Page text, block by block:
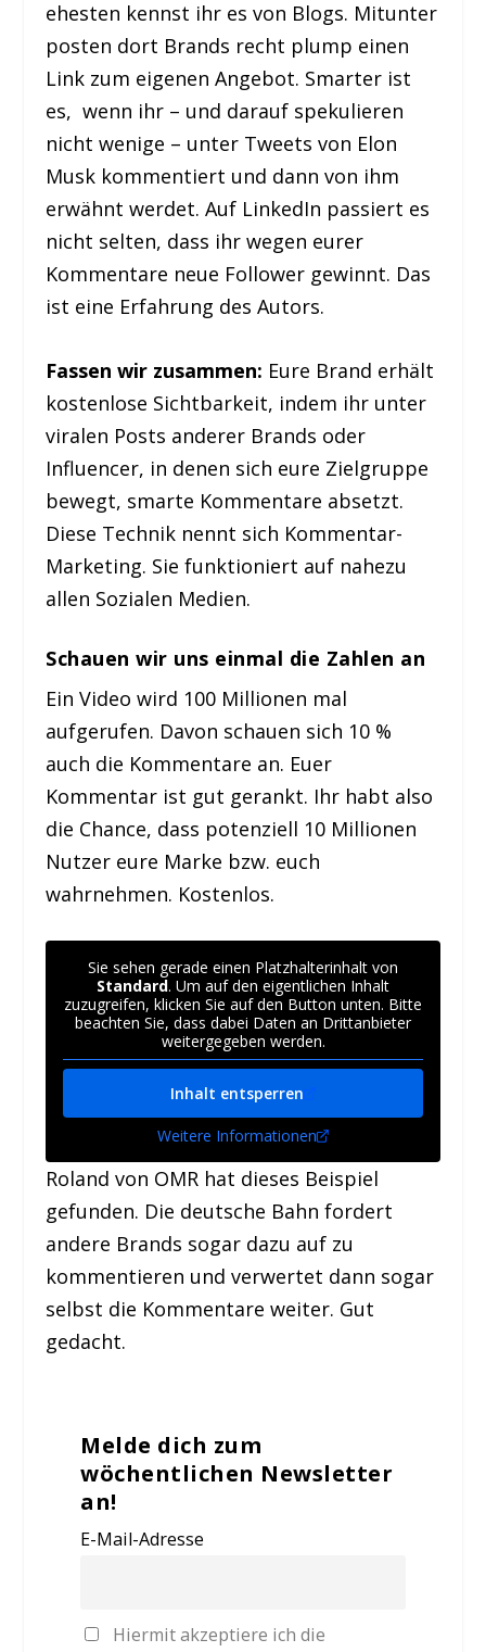
ehesten kennst ihr es von Blogs. Mitunter
posten dort Brands recht plump einen
Link zum eigenen Angebot. Smarter ist
es, wenn ihr – und darauf spekulieren
nicht wenige – unter Tweets von Elon
Musk kommentiert und dann von ihm
erwähnt werdet. Auf LinkedIn passiert es
nicht selten, dass ihr wegen eurer
Kommentare neue Follower gewinnt. Das
ist eine Erfahrung des Autors.
Fassen wir zusammen: Eure Brand erhält
kostenlose Sichtbarkeit, indem ihr unter
viralen Posts anderer Brands oder
Influencer, in denen sich eure Zielgruppe
bewegt, smarte Kommentare absetzt.
Diese Technik nennt sich Kommentar-
Marketing. Sie funktioniert auf nahezu
allen Sozialen Medien.
Schauen wir uns einmal die Zahlen an
Ein Video wird 100 Millionen mal
aufgerufen. Davon schauen sich 10 %
auch die Kommentare an. Euer
Kommentar ist gut gerankt. Ihr habt also
die Chance, dass potenziell 10 Millionen
Nutzer eure Marke bzw. euch
wahrnehmen. Kostenlos.
Sie sehen gerade einen Platzhalterinhalt von
Standard. Um auf den eigentlichen Inhalt
zuzugreifen, klicken Sie auf den Button unten. Bitte
beachten Sie, dass dabei Daten an Drittanbieter
weitergegeben werden.
Inhalt entsperren
Weitere Informationen
Roland von OMR hat dieses Beispiel
gefunden. Die deutsche Bahn fordert
andere Brands sogar dazu auf zu
kommentieren und verwertet dann sogar
selbst die Kommentare weiter. Gut
gedacht.
Melde dich zum
wöchentlichen Newsletter
an!
E-Mail-Adresse
Hiermit akzeptiere ich die